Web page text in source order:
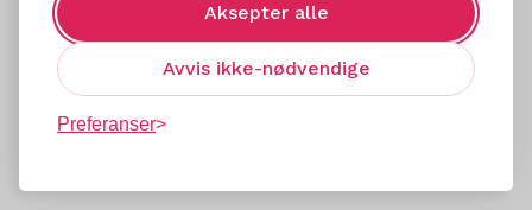
Aksepter alle
Avvis ikke-nødvendige
Preferanser